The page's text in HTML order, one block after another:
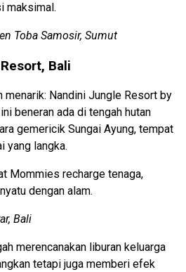
maksimal.
Toba Samosir, Sumut
Bali
menarik: Nandini Jungle Resort by
beneran ada di tengah hutan
gemericik Sungai Ayung, tempat
yang langka.
Mommies recharge tenaga,
dengan alam.
Bali
merencanakan liburan keluarga
tetapi juga memberi efek